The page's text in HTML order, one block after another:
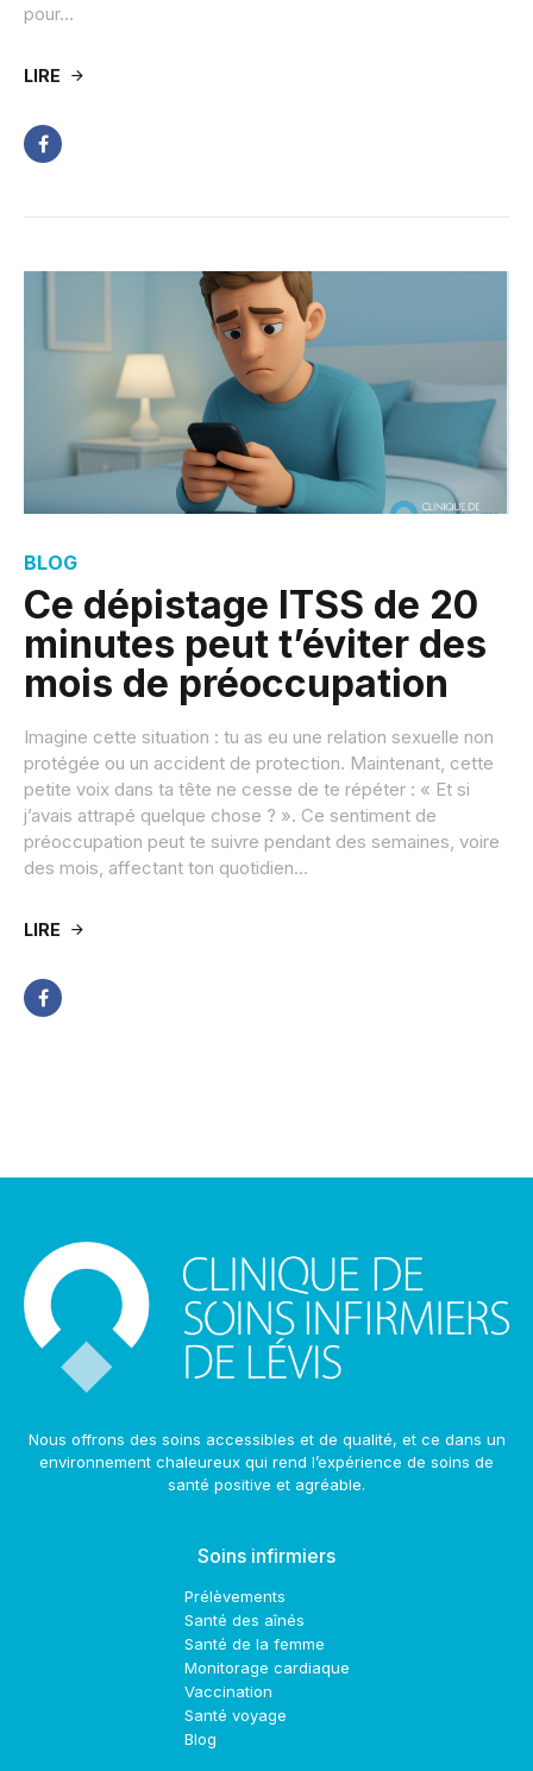
pour...
LIRE
BLOG
Ce dépistage ITSS de 20
minutes peut t’éviter des
mois de préoccupation
Imagine cette situation : tu as eu une relation sexuelle non
protégée ou un accident de protection. Maintenant, cette
petite voix dans ta tête ne cesse de te répéter : « Et si
j’avais attrapé quelque chose ? ». Ce sentiment de
préoccupation peut te suivre pendant des semaines, voire
des mois, affectant ton quotidien...
LIRE
Nous offrons des soins accessibles et de qualité, et ce dans un
environnement chaleureux qui rend l’expérience de soins de
santé positive et agréable.
Soins infirmiers
Prélèvements
Santé des aînés
Santé de la femme
Monitorage cardiaque
Vaccination
Santé voyage
Blog